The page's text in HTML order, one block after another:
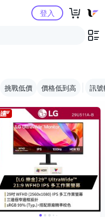
購物中心登入
挑戰低價 價格低到高 訊